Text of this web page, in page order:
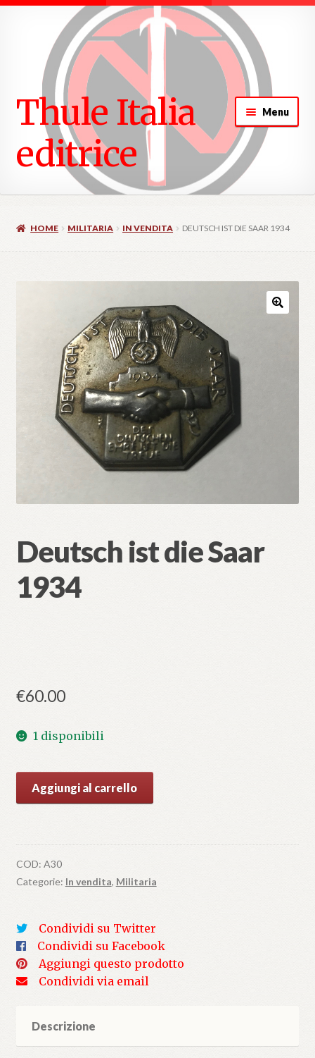
Thule Italia
editrice
Menu
HOME MILITARIA IN VENDITA DEUTSCH IST DIE SAAR 1934
Deutsch ist die Saar
1934
€60.00
1 disponibili
Deutsch
quantità
Aggiungi al carrello
COD: A30
Categorie: In vendita, Militaria
Condividi su Twitter
Condividi su Facebook
Aggiungi questo prodotto
Condividi via email
Descrizione